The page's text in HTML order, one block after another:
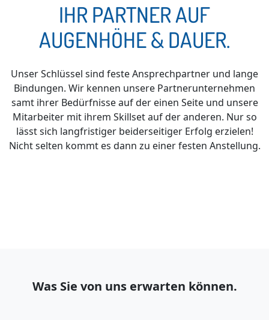
IHR PARTNER AUF
AUGENHÖHE & DAUER.
Unser Schlüssel sind feste Ansprechpartner und lange
Bindungen. Wir kennen unsere Partnerunternehmen
samt ihrer Bedürfnisse auf der einen Seite und unsere
Mitarbeiter mit ihrem Skillset auf der anderen. Nur so
lässt sich langfristiger beiderseitiger Erfolg erzielen!
Nicht selten kommt es dann zu einer festen Anstellung.
Was Sie von uns erwarten können.